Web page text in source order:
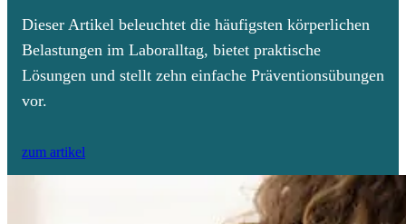
Dieser Artikel beleuchtet die häufigsten körperlichen
Belastungen im Laboralltag, bietet praktische
Lösungen und stellt zehn einfache Präventionsübungen
vor.
zum artikel